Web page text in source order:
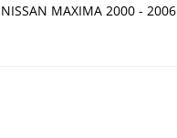
MAXIMA 2000 - 2006